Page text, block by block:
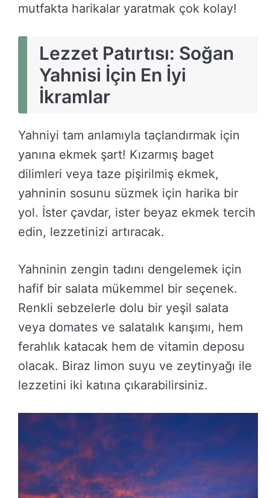
mutfakta harikalar yaratmak çok kolay!
Lezzet Patırtısı: Soğan
Yahnisi İçin En İyi
İkramlar
Yahniyi tam anlamıyla taçlandırmak için
yanına ekmek şart! Kızarmış baget
dilimleri veya taze pişirilmiş ekmek,
yahninin sosunu süzmek için harika bir
yol. İster çavdar, ister beyaz ekmek tercih
edin, lezzetinizi artıracak.
Yahninin zengin tadını dengelemek için
hafif bir salata mükemmel bir seçenek.
Renkli sebzelerle dolu bir yeşil salata
veya domates ve salatalık karışımı, hem
ferahlık katacak hem de vitamin deposu
olacak. Biraz limon suyu ve zeytinyağı ile
lezzetini iki katına çıkarabilirsiniz.